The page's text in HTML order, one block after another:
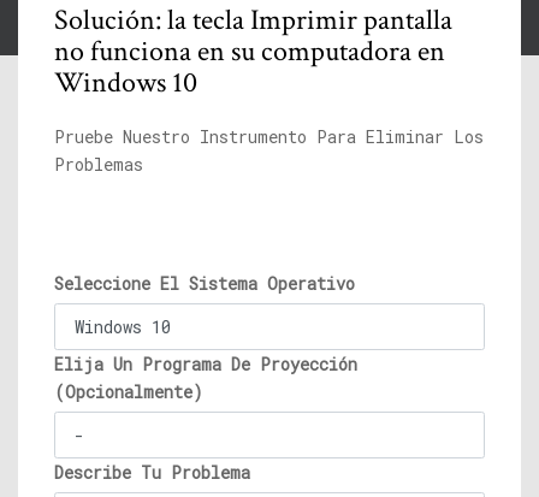
Solución: la tecla Imprimir pantalla
no funciona en su computadora en
Windows 10
Pruebe Nuestro Instrumento Para Eliminar Los
Problemas
Seleccione El Sistema Operativo
Elija Un Programa De Proyección
(Opcionalmente)
Describe Tu Problema